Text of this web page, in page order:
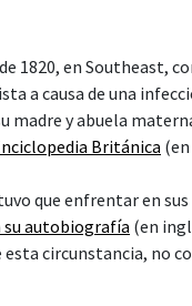
1820, en Southeast,
a causa de una
madre y abuela
Británica
que enfrentar en
su autobiografía (en
esta circunstancia, no